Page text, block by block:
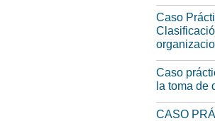
Caso
Caso
la toma de
CASO